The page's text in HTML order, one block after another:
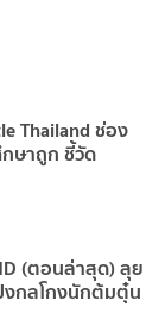
Thailand ช่อง
ษาถูก ชี้วัด
(ตอนล่าสุด) ลุย
งกลโกงนักต้มตุ๋น